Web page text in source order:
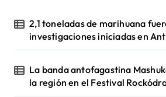
2,1 toneladas de marihuana
investigaciones iniciadas en
La banda antofagastina
la región en el Festival